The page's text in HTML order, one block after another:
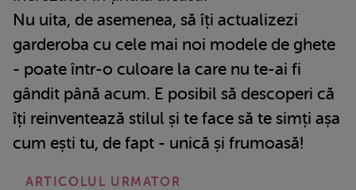
Nu uita, de asemenea, să îți actualizezi
garderoba cu cele mai noi modele de ghete
- poate într-o culoare la care nu te-ai fi
gândit până acum. E posibil să descoperi că
îți reinventează stilul și te face să te simți așa
cum ești tu, de fapt - unică și frumoasă!
ARTICOLUL URMATOR